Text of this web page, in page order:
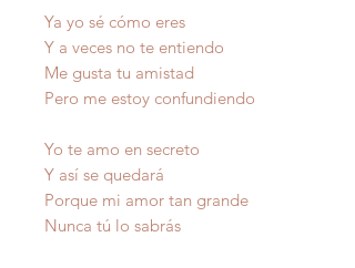
Ya yo sé cómo eres
Y a veces no te entiendo
Me gusta tu amistad
Pero me estoy confundiendo
Yo te amo en secreto
Y así se quedará
Porque mi amor tan grande
Nunca tú lo sabrás